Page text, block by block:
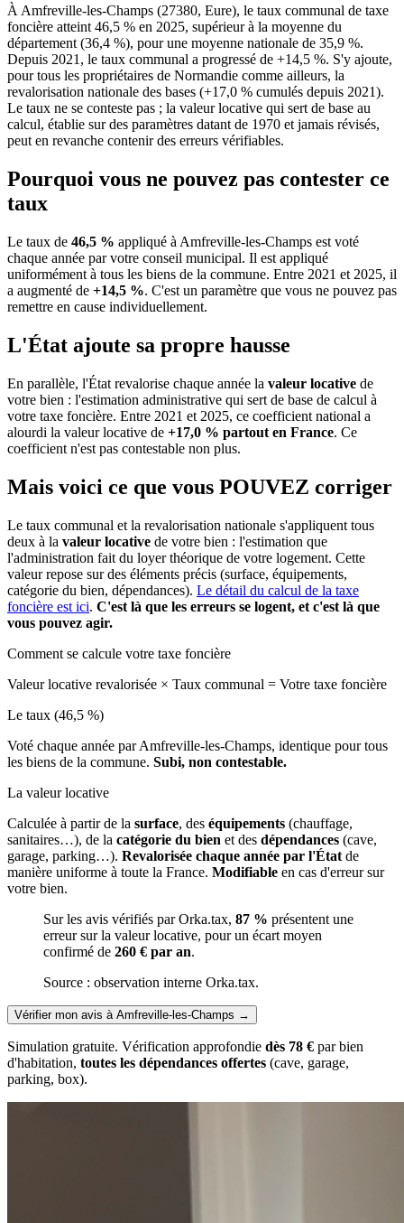
À Amfreville-les-Champs (27380, Eure), le taux communal de taxe
foncière atteint 46,5 % en 2025, supérieur à la moyenne du
département (36,4 %), pour une moyenne nationale de 35,9 %.
Depuis 2021, le taux communal a progressé de +14,5 %. S'y ajoute,
pour tous les propriétaires de Normandie comme ailleurs, la
revalorisation nationale des bases (+17,0 % cumulés depuis 2021).
Le taux ne se conteste pas ; la valeur locative qui sert de base au
calcul, établie sur des paramètres datant de 1970 et jamais révisés,
peut en revanche contenir des erreurs vérifiables.
Pourquoi vous ne pouvez pas contester ce
taux
Le taux de 46,5 % appliqué à Amfreville-les-Champs est voté
chaque année par votre conseil municipal. Il est appliqué
uniformément à tous les biens de la commune. Entre 2021 et 2025, il
a augmenté de +14,5 %. C'est un paramètre que vous ne pouvez pas
remettre en cause individuellement.
L'État ajoute sa propre hausse
En parallèle, l'État revalorise chaque année la valeur locative de
votre bien : l'estimation administrative qui sert de base de calcul à
votre taxe foncière. Entre 2021 et 2025, ce coefficient national a
alourdi la valeur locative de +17,0 % partout en France. Ce
coefficient n'est pas contestable non plus.
Mais voici ce que vous POUVEZ corriger
Le taux communal et la revalorisation nationale s'appliquent tous
deux à la valeur locative de votre bien : l'estimation que
l'administration fait du loyer théorique de votre logement. Cette
valeur repose sur des éléments précis (surface, équipements,
catégorie du bien, dépendances). Le détail du calcul de la taxe
foncière est ici. C'est là que les erreurs se logent, et c'est là que
vous pouvez agir.
Comment se calcule votre taxe foncière
Valeur locative revalorisée × Taux communal = Votre taxe foncière
Le taux (46,5 %)
Voté chaque année par Amfreville-les-Champs, identique pour tous
les biens de la commune. Subi, non contestable.
La valeur locative
Calculée à partir de la surface, des équipements (chauffage,
sanitaires…), de la catégorie du bien et des dépendances (cave,
garage, parking…). Revalorisée chaque année par l'État de
manière uniforme à toute la France. Modifiable en cas d'erreur sur
votre bien.
Sur les avis vérifiés par Orka.tax, 87 % présentent une
erreur sur la valeur locative, pour un écart moyen
confirmé de 260 € par an.
Source : observation interne Orka.tax.
Vérifier mon avis à Amfreville-les-Champs →
Simulation gratuite. Vérification approfondie dès 78 € par bien
d'habitation, toutes les dépendances offertes (cave, garage,
parking, box).